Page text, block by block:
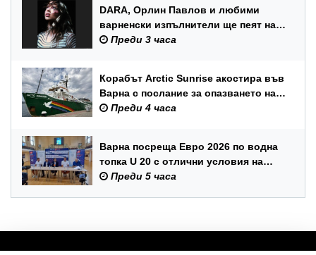
DARA, Орлин Павлов и любими
варненски изпълнители ще пеят на
празника на Варна
Преди 3 часа
Корабът Arctic Sunrise акостира във
Варна с послание за опазването на
Черно море
Преди 4 часа
Варна посреща Евро 2026 по водна
топка U 20 с отлични условия на
състезателните басейни
Преди 5 часа